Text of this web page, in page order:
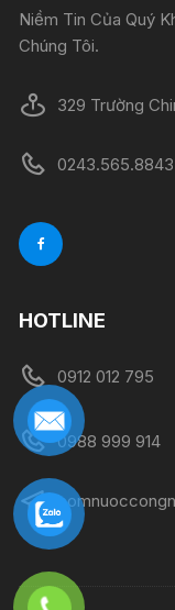
Niềm Tin Của Quý
Chúng Tôi.
329 Trường
0243.565.8843
HOTLINE
0912 012 795
0988 999 914